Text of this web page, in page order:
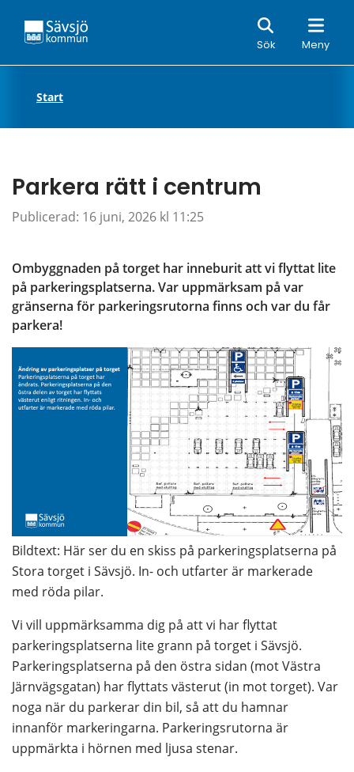
Sök Meny
Sök
Start
Parkera rätt i centrum
Publicerad: 16 juni, 2026 kl 11:25
Ombyggnaden på torget har inneburit att vi flyttat lite
på parkeringsplatserna. Var uppmärksam på var
gränserna för parkeringsrutorna finns och var du får
parkera!
Bildtext: Här ser du en skiss på parkeringsplatserna på
Stora torget i Sävsjö. In- och utfarter är markerade
med röda pilar.
Vi vill uppmärksamma dig på att vi har flyttat
parkeringsplatserna lite grann på torget i Sävsjö.
Parkeringsplatserna på den östra sidan (mot Västra
Järnvägsgatan) har flyttats västerut (in mot torget). Var
noga när du parkerar din bil, så att du hamnar
innanför markeringarna. Parkeringsrutorna är
uppmärkta i hörnen med ljusa stenar.